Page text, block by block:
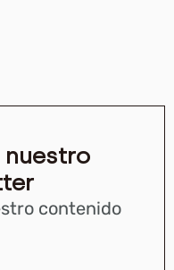
nuestro
contenido